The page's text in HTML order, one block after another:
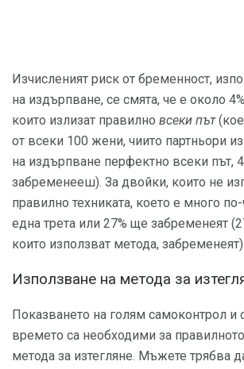
Изчисленият риск от бременност,
на издърпване, се смята, че е около
които излизат правилно всеки път
от всеки 100 жени, чиито партньори
на издърпване перфектно всеки път,
забременееш). За двойки, които не
правилно техниката, което е много по-
една трета или 27% ще забременеят
които използват метода, забременеят).
Използване на метода за
Показването на голям самоконтрол и
времето са необходими за
метода за изтегляне. Мъжете трябва